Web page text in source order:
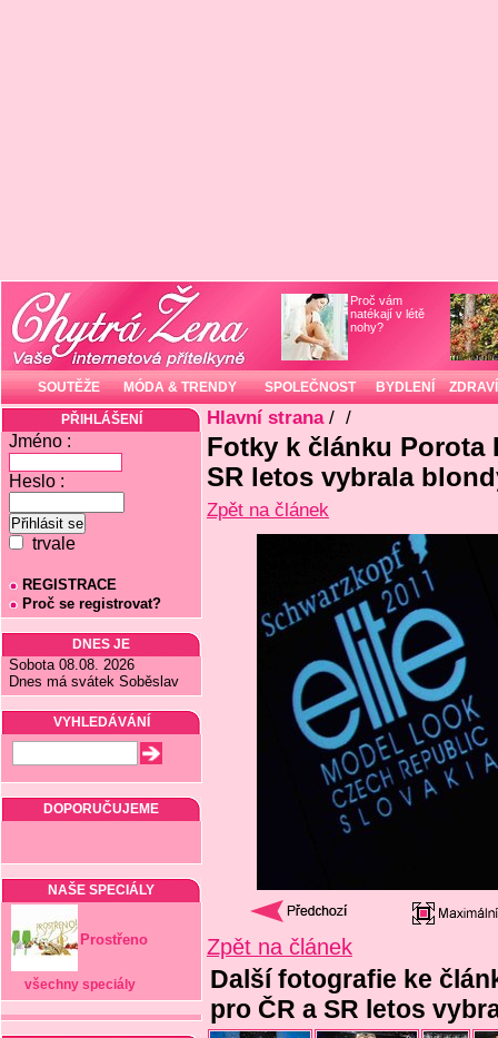
Proč vám
natékají v létě
nohy?
SOUTĚŽE MÓDA & TRENDY SPOLEČNOST BYDLENÍ ZDRAVÍ
PŘIHLÁŠENÍ
Jméno :
Heslo :
trvale
REGISTRACE
Proč se registrovat?
DNES JE
Sobota 08.08. 2026
Dnes má svátek Soběslav
VYHLEDÁVÁNÍ
DOPORUČUJEME
NAŠE SPECIÁLY
Prostřeno
všechny speciály
Hlavní strana/ /
Fotky k článku Porota
SR letos vybrala
Zpět na článek
Zpět na článek
Další fotografie ke
pro ČR a SR letos